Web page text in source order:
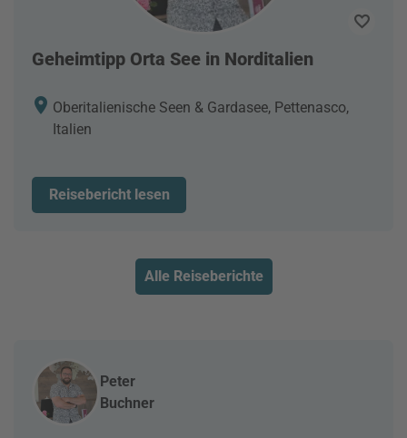
Geheimtipp Orta See in Norditalien
Oberitalienische Seen & Gardasee, Pettenasco,
Italien
Reisebericht lesen
Alle Reiseberichte
Peter
Buchner